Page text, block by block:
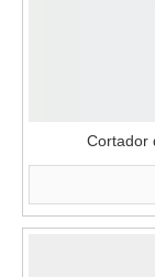
Cortador